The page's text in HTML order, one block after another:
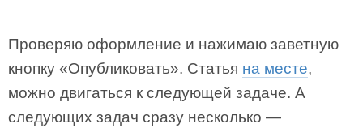
Проверяю оформление и нажимаю заветную
кнопку «Опубликовать». Статья на месте,
можно двигаться к следующей задаче. А
следующих задач сразу несколько —